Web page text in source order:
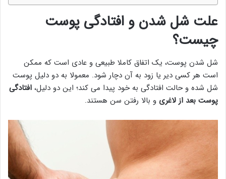
علت شل شدن و افتادگی پوست
چیست؟
شل شدن پوست، یک اتفاق کاملا طبیعی و عادی است که ممکن
است هر کسی دیر یا زود به آن دچار شود. معمولا به دو دلیل پوست
شل شده و حالت افتادگی به خود پیدا می کند؛ این دو دلیل، افتادگی
پوست بعد از لاغری و بالا رفتن سن هستند.